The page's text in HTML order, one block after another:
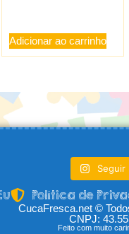
Adicionar ao carrinho
Seguir
Política de
CucaFresca.net ©
CNPJ:
Feito com muito